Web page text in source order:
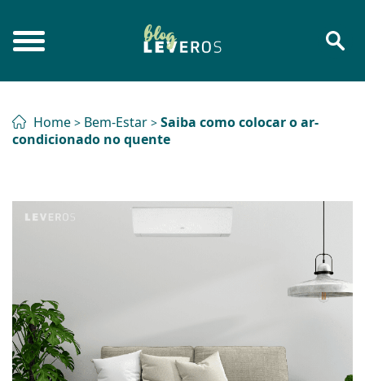
Home > Bem-Estar > Saiba como colocar o ar-
condicionado no quente